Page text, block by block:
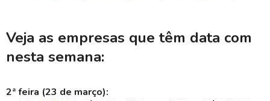
Veja as empresas que têm data com
nesta semana:
2ª feira (23 de março):